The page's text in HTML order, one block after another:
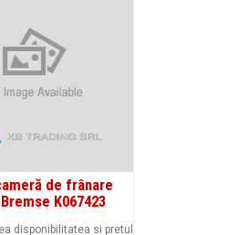
de frânare
K067423
disponibilitatea si pretul